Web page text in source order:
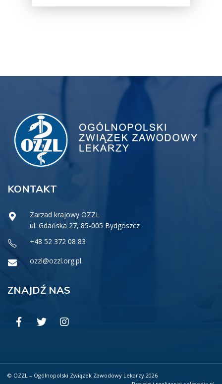
KONTAKT
Zarzad krajowy OZZL
ul. Gdańska 27, 85-005 Bydgoszcz
+48 52 372 08 83
ozzl@ozzl.org.pl
ZNAJDŹ NAS
© OZZL – Ogólnopolski Związek Zawodowy Lekarzy 2026